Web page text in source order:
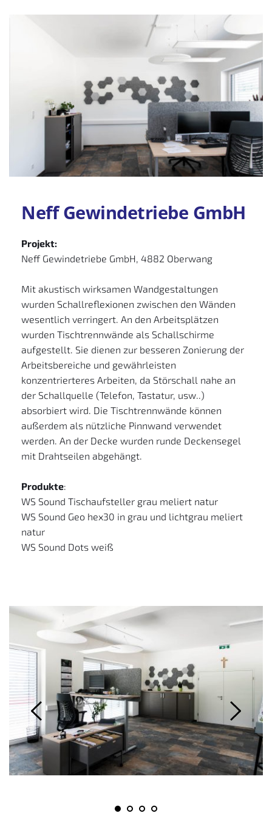
Neff Gewindetriebe GmbH
Projekt:
Neff Gewindetriebe GmbH, 4882 Oberwang
Mit akustisch wirksamen Wandgestaltungen
wurden Schallreflexionen zwischen den Wänden
wesentlich verringert. An den Arbeitsplätzen
wurden Tischtrennwände als Schallschirme
aufgestellt. Sie dienen zur besseren Zonierung der
Arbeitsbereiche und gewährleisten
konzentrierteres Arbeiten, da Störschall nahe an
der Schallquelle (Telefon, Tastatur, usw..)
absorbiert wird. Die Tischtrennwände können
außerdem als nützliche Pinnwand verwendet
werden. An der Decke wurden runde Deckensegel
mit Drahtseilen abgehängt.
Produkte:
WS Sound Tischaufsteller grau meliert natur
WS Sound Geo hex30 in grau und lichtgrau meliert
natur
WS Sound Dots weiß